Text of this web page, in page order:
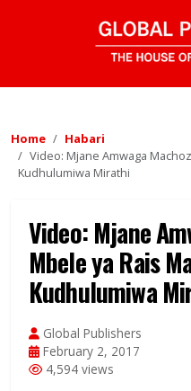
Home
Habari
Video: Mjane Amwaga
Kudhulumiwa Mirathi
Video: Mjane
Mbele ya Rais
Kudhulumiwa
Global Publishers
February 2, 2017
4,594 views